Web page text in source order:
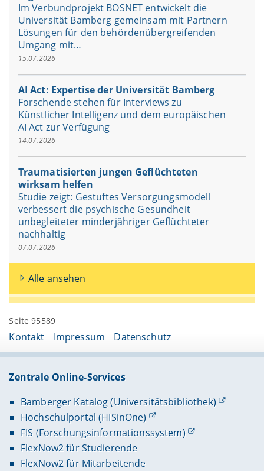
Im Verbundprojekt BOSNET entwickelt die
Universität Bamberg gemeinsam mit Partnern
Lösungen für den behördenübergreifenden
Umgang mit…
15.07.2026
AI Act: Expertise der Universität Bamberg
Forschende stehen für Interviews zu
Künstlicher Intelligenz und dem europäischen
AI Act zur Verfügung
14.07.2026
Traumatisierten jungen Geflüchteten
wirksam helfen
Studie zeigt: Gestuftes Versorgungsmodell
verbessert die psychische Gesundheit
unbegleiteter minderjähriger Geflüchteter
nachhaltig
07.07.2026
Alle ansehen
Seite 95589
Kontakt Impressum Datenschutz
Zentrale Online-Services
Bamberger Katalog (Universitätsbibliothek)
Hochschulportal (HISinOne)
FIS (Forschungsinformationssystem)
FlexNow2 für Studierende
FlexNow2 für Mitarbeitende